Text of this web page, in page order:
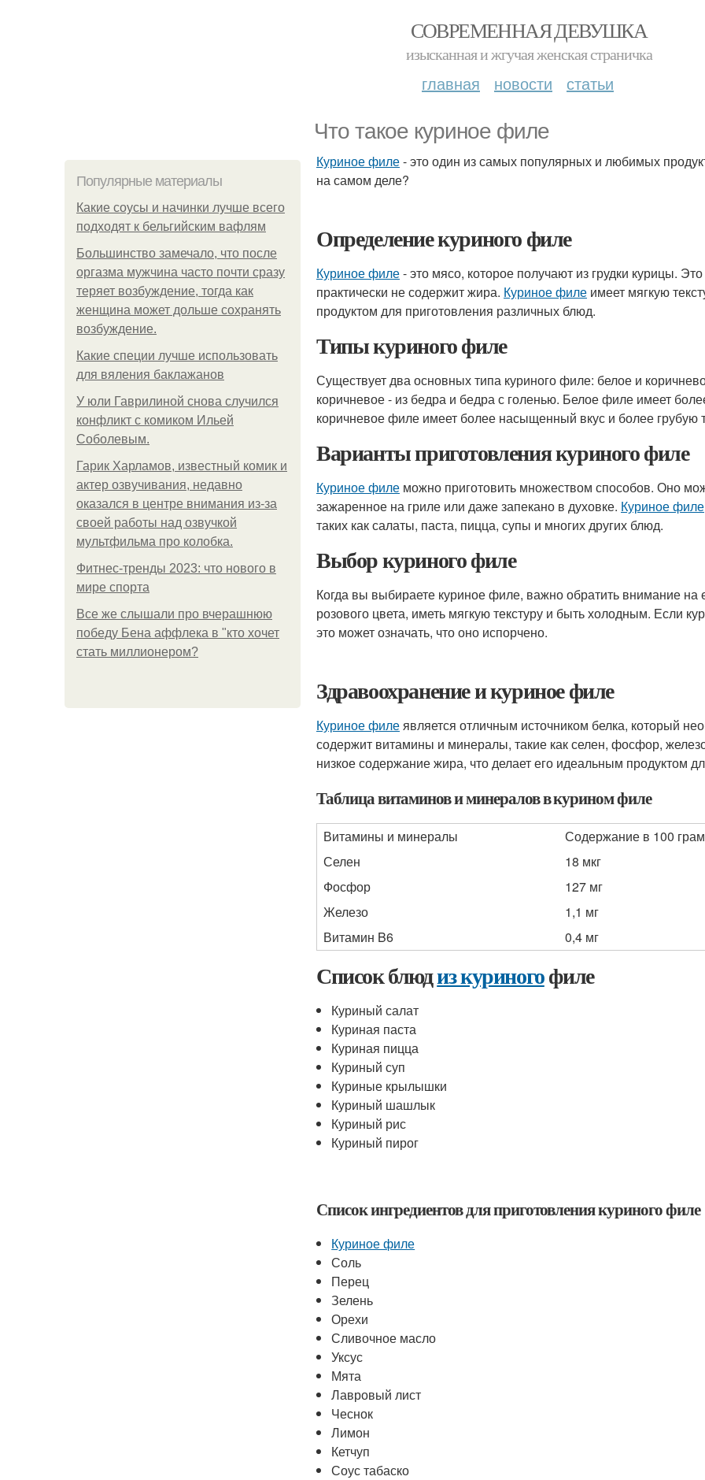
СОВРЕМЕННАЯ ДЕВУШКА
изысканная и жгучая женская страничка
главная новости статьи
Что такое куриное филе
Популярные материалы
Какие соусы и начинки лучше всего
подходят к бельгийским вафлям
Большинство замечало, что после
оргазма мужчина часто почти сразу
теряет возбуждение, тогда как
женщина может дольше сохранять
возбуждение.
Какие специи лучше использовать
для вяления баклажанов
У юли Гаврилиной снова случился
конфликт с комиком Ильей
Соболевым.
Гарик Харламов, известный комик и
актер озвучивания, недавно
оказался в центре внимания из-за
своей работы над озвучкой
мультфильма про колобка.
Фитнес-тренды 2023: что нового в
мире спорта
Все же слышали про вчерашнюю
победу Бена аффлека в "кто хочет
стать миллионером?
Куриное филе- это один из самых популярных и любимых
на самом деле?
Определение куриного филе
Куриное филе- это мясо, которое получают из грудки курицы.
практически не содержит жира. Куриное филе имеет мягкую
продуктом для приготовления различных блюд.
Типы куриного филе
Существует два основных типа куриного филе: белое и
коричневое - из бедра и бедра с голенью. Белое филе имеет
коричневое филе имеет более насыщенный вкус и более грубую
Варианты приготовления куриного филе
Куриное филе можно приготовить множеством способов. Оно
зажаренное на гриле или даже запекано в духовке. Куриное филе
таких как салаты, паста, пицца, супы и многих других блюд.
Выбор куриного филе
Когда вы выбираете куриное филе, важно обратить внимание на
розового цвета, иметь мягкую текстуру и быть холодным. Если
это может означать, что оно испорчено.
Здравоохранение и куриное филе
Куриное филеявляется отличным источником белка, который
содержит витамины и минералы, такие как селен, фосфор,
низкое содержание жира, что делает его идеальным продуктом
Таблица витаминов и минералов в курином филе
Витамины и минералы
Содержание в 100
Селен
18 мкг
Фосфор
127 мг
Железо
1,1 мг
Витамин B6
0,4 мг
Список блюдиз куриногофиле
Куриный салат
Куриная паста
Куриная пицца
Куриный суп
Куриные крылышки
Куриный шашлык
Куриный рис
Куриный пирог
Список ингредиентов для приготовления куриного филе
Куриное филе
Соль
Перец
Зелень
Орехи
Сливочное масло
Уксус
Мята
Лавровый лист
Чеснок
Лимон
Кетчуп
Соус табаско